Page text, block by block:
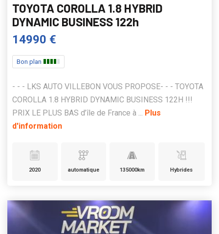
TOYOTA COROLLA 1.8 HYBRID
DYNAMIC BUSINESS 122h
14990 €
Bon plan
- - - LKS AUTO VILLEBON VOUS PROPOSE- - - TOYOTA
COROLLA 1.8 HYBRID DYNAMIC BUSINESS 122H !!!
PRIX LE PLUS BAS d’île de France à ... Plus
d'information
2020 automatique 135000km Hybrides